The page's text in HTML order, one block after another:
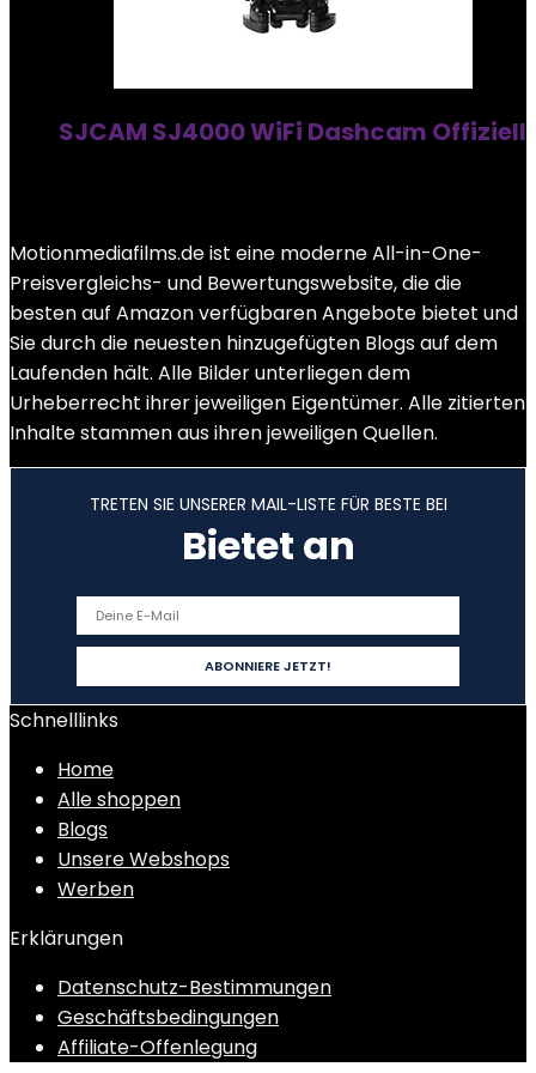
SJCAM SJ4000 WiFi Dashcam Offiziell
Motionmediafilms.de ist eine moderne All-in-One-
Preisvergleichs- und Bewertungswebsite, die die
besten auf Amazon verfügbaren Angebote bietet und
Sie durch die neuesten hinzugefügten Blogs auf dem
Laufenden hält. Alle Bilder unterliegen dem
Urheberrecht ihrer jeweiligen Eigentümer. Alle zitierten
Inhalte stammen aus ihren jeweiligen Quellen.
TRETEN SIE UNSERER MAIL-LISTE FÜR BESTE BEI
Bietet an
Schnelllinks
Home
Alle shoppen
Blogs
Unsere Webshops
Werben
Erklärungen
Datenschutz-Bestimmungen
Geschäftsbedingungen
Affiliate-Offenlegung